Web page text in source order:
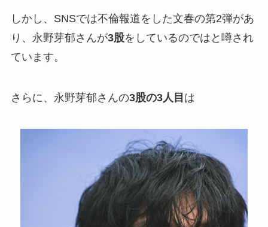
しかし、SNSでは不倫報道をした文春の第2弾があ
り、永野芽郁さんが3股をしているのではと噂され
ています。
さらに、永野芽郁さんの3股の3人目 は